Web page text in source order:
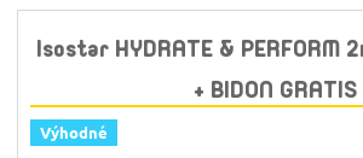
Isostar HYDRATE & PERFORM
+ BIDON GRATIS
Výhodné